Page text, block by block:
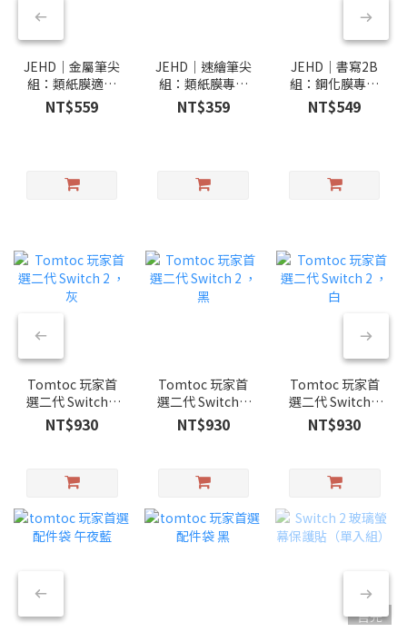
JEHD｜金屬筆尖
組：類紙膜適用
耐磨
NT$559
JEHD｜速繪筆尖
組：類紙膜專用
的書寫筆尖組
NT$359
JEHD｜書寫2B
組：鋼化膜專用
的書寫筆尖組
NT$549
Tomtoc 玩家首
選二代 Switch 2
，灰
NT$930
Tomtoc 玩家首
選二代 Switch 2
，黑
NT$930
Tomtoc 玩家首
選二代 Switch 2
，白
NT$930
售完